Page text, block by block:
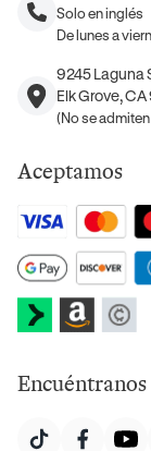
Solo en inglés
De lunes a
9245 Laguna
Elk Grove,
(No se
Aceptamos
Encuéntranos